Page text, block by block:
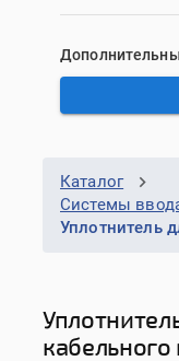
Каталог
Системы
Уплотнитель
кабельного